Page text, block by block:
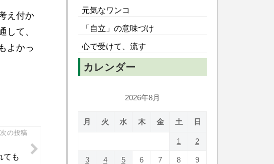
え付か
して、
よかっ
次の投稿
ても
元気なワンコ
「自立」の意味づけ
心で受けて、流す
カレンダー
2026年8月
月 火 水 木 金 土 日
1 2
3 4 5 6 7 8 9